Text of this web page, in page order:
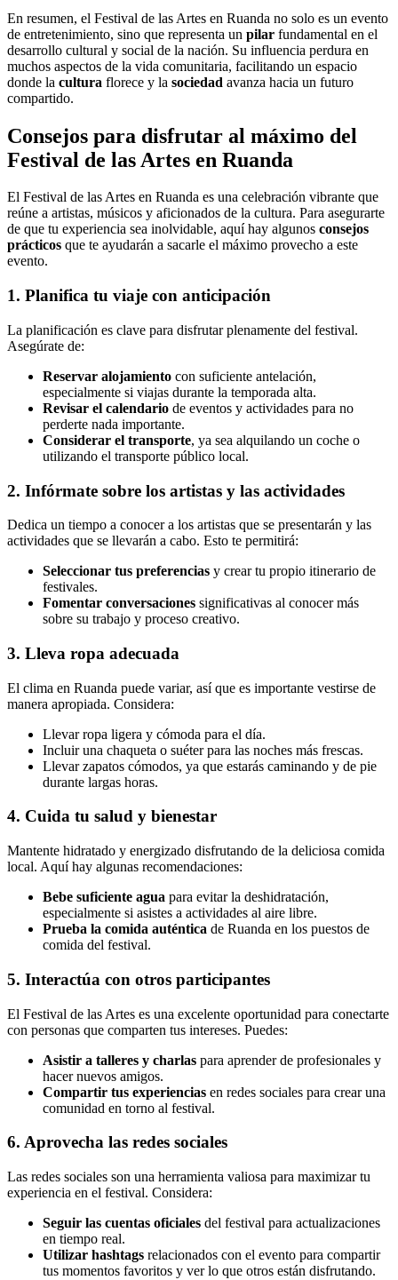
En resumen, el Festival de las Artes en Ruanda no solo es un evento
de entretenimiento, sino que representa un pilar fundamental en el
desarrollo cultural y social de la nación. Su influencia perdura en
muchos aspectos de la vida comunitaria, facilitando un espacio
donde la cultura florece y la sociedad avanza hacia un futuro
compartido.
Consejos para disfrutar al máximo del
Festival de las Artes en Ruanda
El Festival de las Artes en Ruanda es una celebración vibrante que
reúne a artistas, músicos y aficionados de la cultura. Para asegurarte
de que tu experiencia sea inolvidable, aquí hay algunos consejos
prácticos que te ayudarán a sacarle el máximo provecho a este
evento.
1. Planifica tu viaje con anticipación
La planificación es clave para disfrutar plenamente del festival.
Asegúrate de:
Reservar alojamiento con suficiente antelación,
especialmente si viajas durante la temporada alta.
Revisar el calendario de eventos y actividades para no
perderte nada importante.
Considerar el transporte, ya sea alquilando un coche o
utilizando el transporte público local.
2. Infórmate sobre los artistas y las actividades
Dedica un tiempo a conocer a los artistas que se presentarán y las
actividades que se llevarán a cabo. Esto te permitirá:
Seleccionar tus preferencias y crear tu propio itinerario de
festivales.
Fomentar conversaciones significativas al conocer más
sobre su trabajo y proceso creativo.
3. Lleva ropa adecuada
El clima en Ruanda puede variar, así que es importante vestirse de
manera apropiada. Considera:
Llevar ropa ligera y cómoda para el día.
Incluir una chaqueta o suéter para las noches más frescas.
Llevar zapatos cómodos, ya que estarás caminando y de pie
durante largas horas.
4. Cuida tu salud y bienestar
Mantente hidratado y energizado disfrutando de la deliciosa comida
local. Aquí hay algunas recomendaciones:
Bebe suficiente agua para evitar la deshidratación,
especialmente si asistes a actividades al aire libre.
Prueba la comida auténtica de Ruanda en los puestos de
comida del festival.
5. Interactúa con otros participantes
El Festival de las Artes es una excelente oportunidad para conectarte
con personas que comparten tus intereses. Puedes:
Asistir a talleres y charlas para aprender de profesionales y
hacer nuevos amigos.
Compartir tus experiencias en redes sociales para crear una
comunidad en torno al festival.
6. Aprovecha las redes sociales
Las redes sociales son una herramienta valiosa para maximizar tu
experiencia en el festival. Considera:
Seguir las cuentas oficiales del festival para actualizaciones
en tiempo real.
Utilizar hashtags relacionados con el evento para compartir
tus momentos favoritos y ver lo que otros están disfrutando.